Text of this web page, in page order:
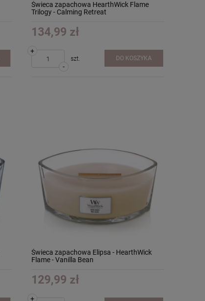
Świeca zapachowa HearthWick Flame
Trilogy - Calming Retreat
134,99 zł
-
+
szt. DO KOSZYKA
Świeca zapachowa Elipsa - HearthWick
Flame - Vanilla Bean
129,99 zł
+